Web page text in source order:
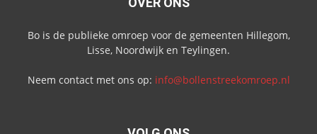
Bo is de publieke omroep voor de gemeenten Hillegom,
Lisse, Noordwijk en Teylingen.
Neem contact met ons op: info@bollenstreekomroep.nl